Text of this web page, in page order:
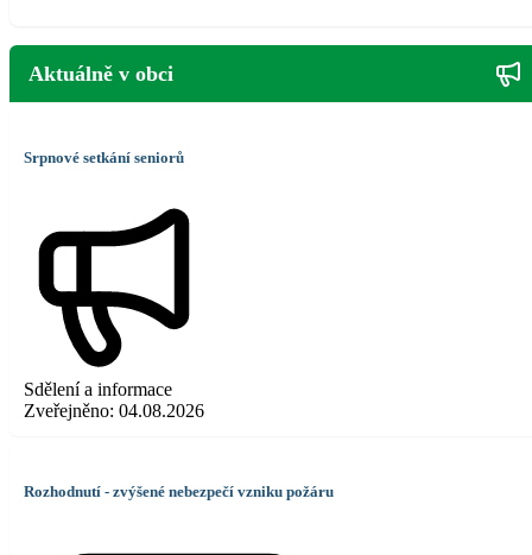
Aktuálně v obci
Srpnové setkání seniorů
Sdělení a informace
Zveřejněno: 04.08.2026
Rozhodnutí - zvýšené nebezpečí vzniku požáru